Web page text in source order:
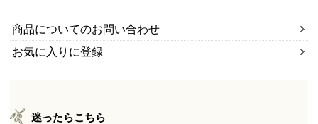
商品についてのお問い合わせ
お気に入りに登録
迷ったらこちら